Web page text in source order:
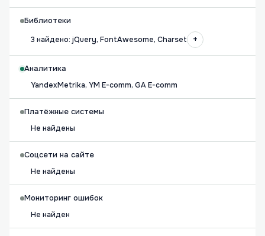
Библиотеки
3 найдено: jQuery, FontAwesome, Charset
+
Аналитика
YandexMetrika, YM E-comm, GA E-comm
Платёжные системы
Не найдены
Соцсети на сайте
Не найдены
Мониторинг ошибок
Не найден